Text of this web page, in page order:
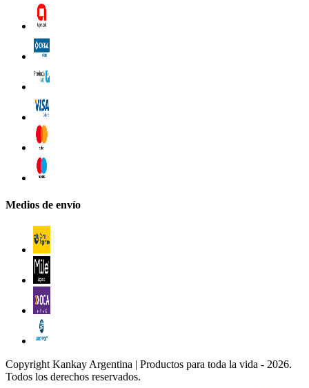
Medios de envío
Copyright Kankay Argentina | Productos para toda la vida - 2026.
Todos los derechos reservados.